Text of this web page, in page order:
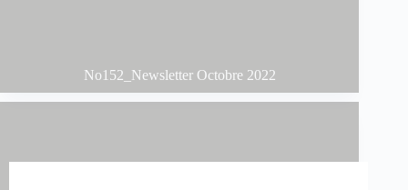
No152_Newsletter Octobre 2022